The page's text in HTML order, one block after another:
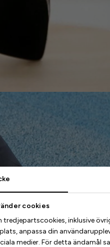
cookies
tredjepartscookies, inklusive
anpassa din
medier. För detta ändamål